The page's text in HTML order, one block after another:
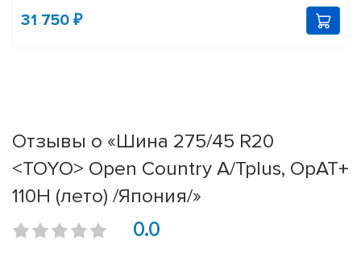
31 750 ₽
Отзывы о «Шина 275/45 R20
<TOYO> Open Country A/Tplus, OpAT+
110H (лето) /Япония/»
0.0